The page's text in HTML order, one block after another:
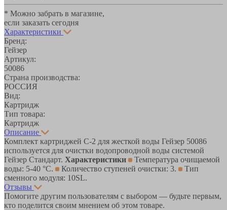
* Можно забрать в магазине,
если заказать сегодня
Характеристики
Бренд:
Гейзер
Артикул:
50086
Страна производства:
РОССИЯ
Вид:
Картридж
Тип товара:
Картридж
Описание
Комплект картриджей C-2 для жесткой воды Гейзер 50086
используется для очистки водопроводной воды системой
Гейзер Стандарт. Характеристики
Температура очищаемой
воды: 5-40 °С.
Количество ступеней очистки: 3.
Тип
сменного модуля: 10SL.
Отзывы
Помогите другим пользователям с выбором — будьте первым,
кто поделится своим мнением об этом товаре.